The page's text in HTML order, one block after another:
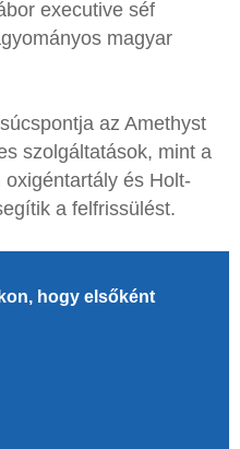
executive séf
magyar
az Amethyst
szolgáltatások, mint a
és Holt-
a felfrissülést.
hogy elsőként